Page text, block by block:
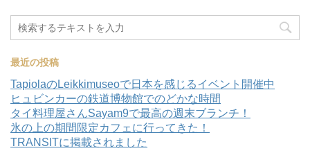
最近の投稿
TapiolaのLeikkimuseoで日本を感じるイベント開催中
ヒュビンカーの鉄道博物館でのどかな時間
タイ料理屋さんSayam9で最高の週末ブランチ！
氷の上の期間限定カフェに行ってきた！
TRANSITに掲載されました